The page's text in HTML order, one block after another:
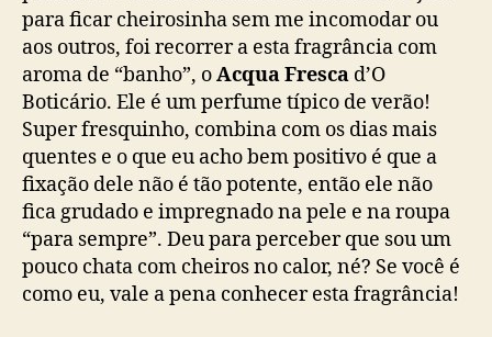
para ficar cheirosinha sem me incomodar ou
aos outros, foi recorrer a esta fragrância com
aroma de “banho”, oAcqua Fresca d’O
Boticário. Ele é um perfume típico de verão!
Super fresquinho, combina com os dias mais
quentes e o que eu acho bem positivo é que a
fixação dele não é tão potente, então ele não
fica grudado e impregnado na pele e na roupa
“para sempre”. Deu para perceber que sou um
pouco chata com cheiros no calor, né? Se você é
como eu, vale a pena conhecer esta fragrância!